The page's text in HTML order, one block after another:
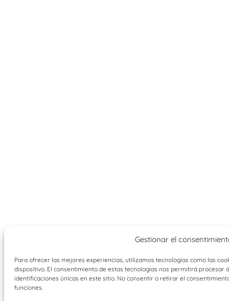
Gestionar el
Para ofrecer las mejores experiencias, utilizamos tecnologías como las
dispositivo. El consentimiento de estas tecnologías nos permitirá
identificaciones únicas en este sitio. No consentir o retirar el
funciones.